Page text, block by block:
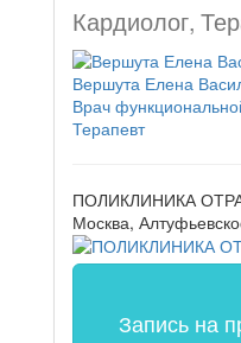
Кардиолог,
Вершута Елена
Врач
Терапевт
ПОЛИКЛИНИКА
Москва,
Запись на